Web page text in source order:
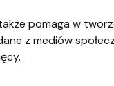
pomaga w
z mediów